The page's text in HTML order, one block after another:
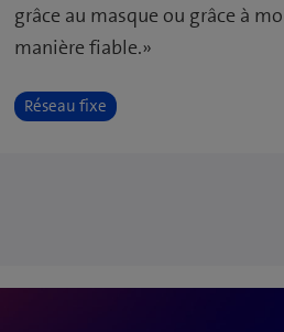
grâce au masque ou grâce à
manière fiable.»
Réseau fixe